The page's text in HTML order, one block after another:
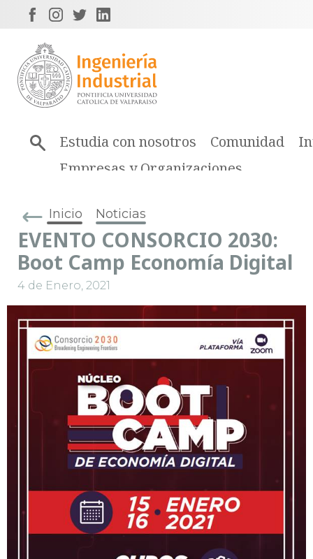
Estudia con nosotros Comunidad
Empresas y Organizaciones
Inicio Noticias
EVENTO CONSORCIO 2030:
Boot Camp Economía Digital
4 de Enero, 2021